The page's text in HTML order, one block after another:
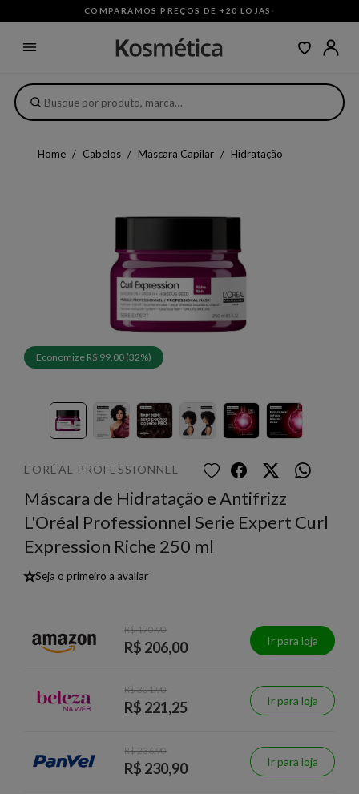
COMPARAMOS PREÇOS DE +20 LOJAS ·
Home Cabelos Máscara Capilar Hidratação
Economize R$ 99,00 (32%)
L'ORÉAL PROFESSIONNEL
Máscara de Hidratação e Antifrizz
L'Oréal Professionnel Serie Expert Curl
Expression Riche 250 ml
★Seja o primeiro a avaliar
R$ 170,90
R$ 206,00 Ir para loja
R$ 301,90
R$ 221,25 Ir para loja
R$ 236,90
R$ 230,90 Ir para loja